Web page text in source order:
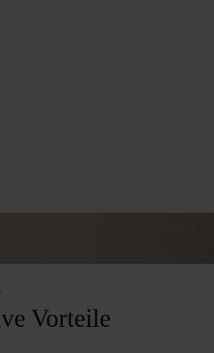
Wert ein oder benutze
Vorteile